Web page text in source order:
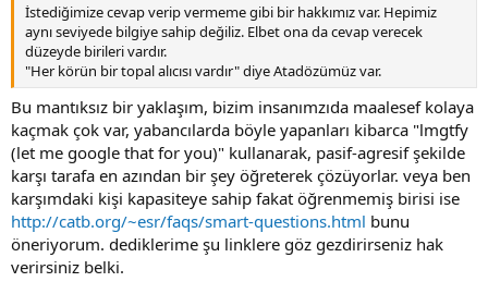
İstediğimize cevap verip vermeme gibi bir hakkımız var. Hepimiz
aynı seviyede bilgiye sahip değiliz. Elbet ona da cevap verecek
düzeyde birileri vardır.
"Her körün bir topal alıcısı vardır" diye Atadözümüz var.
Bu mantıksız bir yaklaşım, bizim insanımzıda maalesef kolaya
kaçmak çok var, yabancılarda böyle yapanları kibarca "lmgtfy
(let me google that for you)" kullanarak, pasif-agresif şekilde
karşı tarafa en azından bir şey öğreterek çözüyorlar. veya ben
karşımdaki kişi kapasiteye sahip fakat öğrenmemiş birisi ise
http://catb.org/~esr/faqs/smart-questions.html bunu
öneriyorum. dediklerime şu linklere göz gezdirirseniz hak
verirsiniz belki.